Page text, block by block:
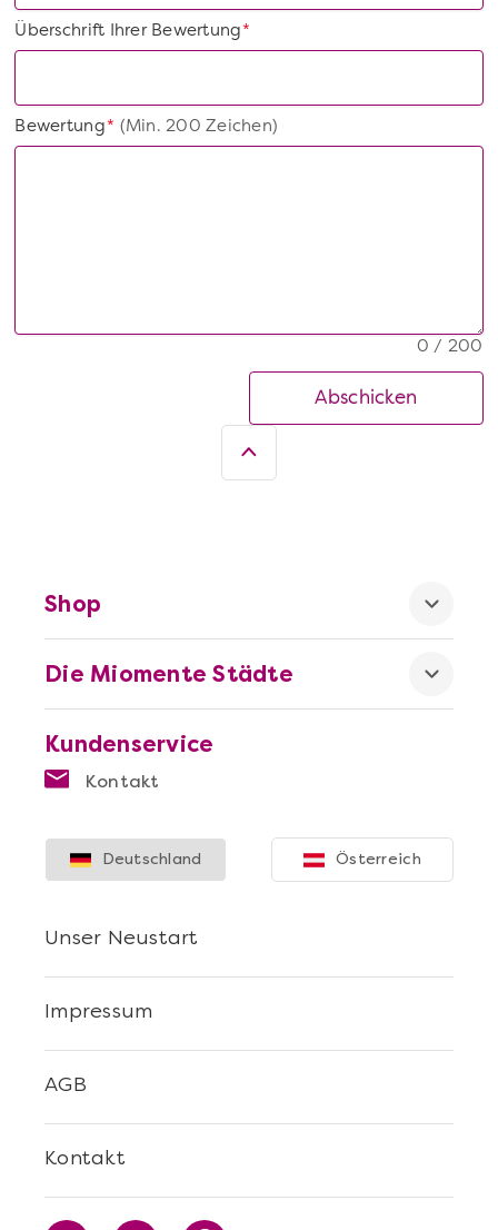
*
Überschrift Ihrer Bewertung
*
Bewertung(Min. 200 Zeichen)
0 / 200
Abschicken
Kundenservice
Kontakt
Die Miomente Städte
Shop
Kontakt
AGB
Impressum
Unser Neustart
Deutschland Österreich